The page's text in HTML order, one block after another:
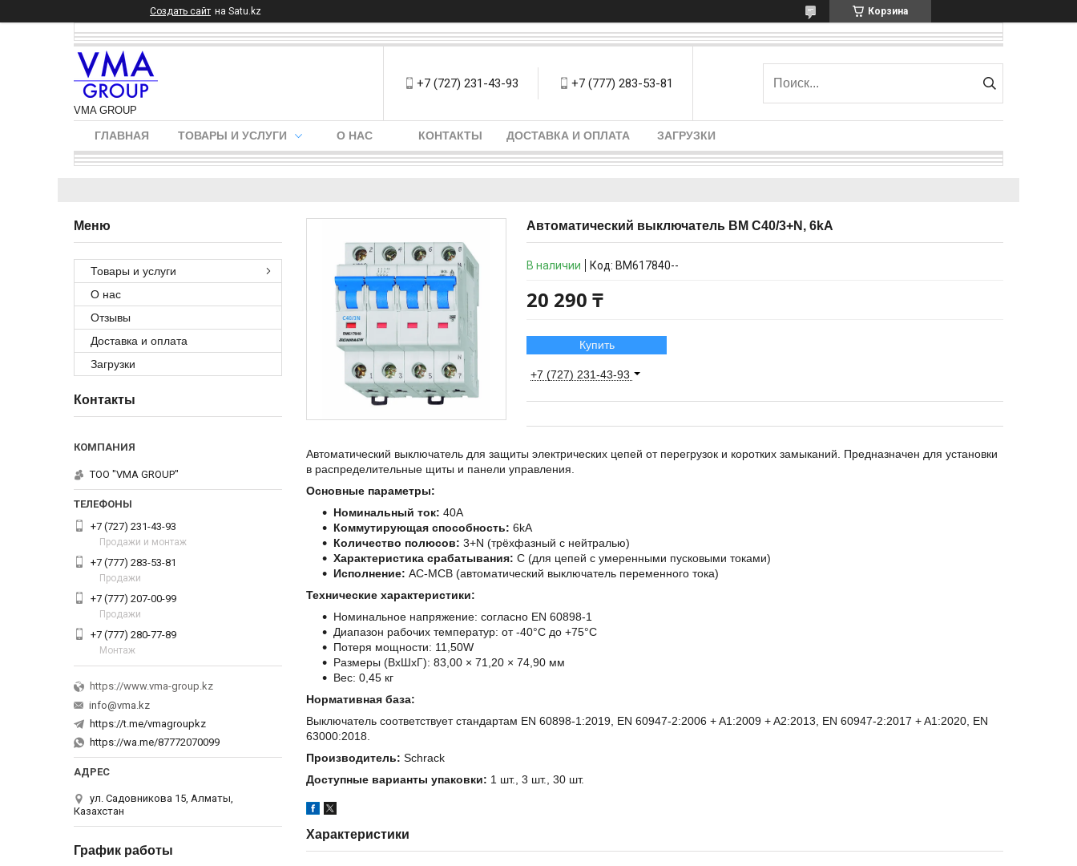
Создать сайт на Satu.kz Корзина
VMA GROUP
+7 (727) 231-43-93 +7 (777) 283-53-81
ГЛАВНАЯ ТОВАРЫ И УСЛУГИ О НАС КОНТАКТЫ ДОСТАВКА И ОПЛАТА ЗАГРУЗКИ
Автоматический выключатель BM C40/3+N, 6kA
В наличии Код: BM617840--
20 290 ₸
Купить
+7 (727) 231-43-93
Автоматический выключатель для защиты электрических цепей от перегрузок и коротких замыканий. Предназначен для установки
в распределительные щиты и панели управления.
Основные параметры:
Номинальный ток: 40A
Коммутирующая способность: 6kA
Количество полюсов: 3+N (трёхфазный с нейтралью)
Характеристика срабатывания: C (для цепей с умеренными пусковыми токами)
Исполнение: AC-MCB (автоматический выключатель переменного тока)
Технические характеристики:
Номинальное напряжение: согласно EN 60898-1
Диапазон рабочих температур: от -40°C до +75°C
Потеря мощности: 11,50W
Размеры (ВхШхГ): 83,00 × 71,20 × 74,90 мм
Вес: 0,45 кг
Нормативная база:
Выключатель соответствует стандартам EN 60898-1:2019, EN 60947-2:2006 + A1:2009 + A2:2013, EN 60947-2:2017 + A1:2020, EN
63000:2018.
Производитель: Schrack
Доступные варианты упаковки: 1 шт., 3 шт., 30 шт.
Характеристики
Товары и услуги
О нас
Отзывы
Доставка и оплата
Загрузки
Контакты
ТОО "VMA GROUP"
+7 (727) 231-43-93
Продажи и монтаж
+7 (777) 283-53-81
Продажи
+7 (777) 207-00-99
Продажи
+7 (777) 280-77-89
Монтаж
https://www.vma-group.kz
info@vma.kz
https://t.me/vmagroupkz
https://wa.me/87772070099
ул. Садовникова 15, Алматы,
Казахстан
График работы